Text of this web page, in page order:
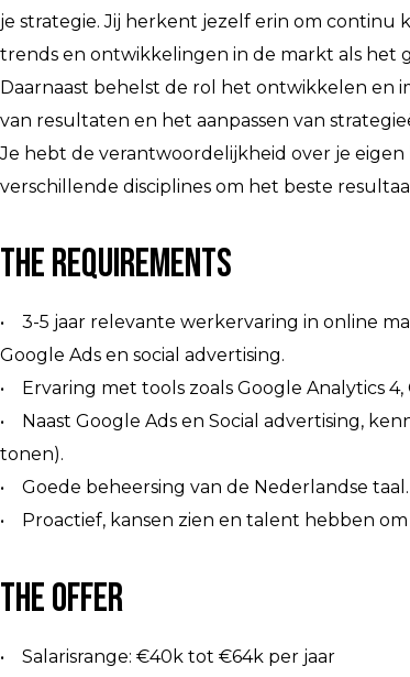
je strategie. Jij herkent jezelf erin om continu
trends en ontwikkelingen in de markt als het
Daarnaast behelst de rol het ontwikkelen en
van resultaten en het aanpassen van
Je hebt de verantwoordelijkheid over je
verschillende disciplines om het beste
The Requirements
• 3-5 jaar relevante werkervaring in online
Google Ads en social advertising.
• Ervaring met tools zoals Google Analytics
• Naast Google Ads en Social advertising,
tonen).
• Goede beheersing van de Nederlandse taal.
• Proactief, kansen zien en talent hebben
The Offer
• Salarisrange: €40k tot €64k per jaar